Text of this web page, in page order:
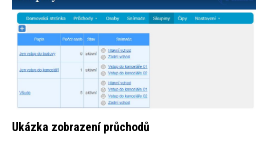
Ukázka zobrazení průchodů